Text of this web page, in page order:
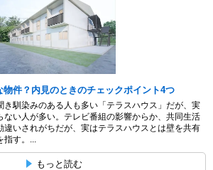
件？内見のときのチェックポイント4つ
き馴染みのある人も多い「テラスハウス」だが、実
ない人が多い。テレビ番組の影響からか、共同生活
違いされがちだが、実はテラスハウスとは壁を共有
す。...
もっと読む